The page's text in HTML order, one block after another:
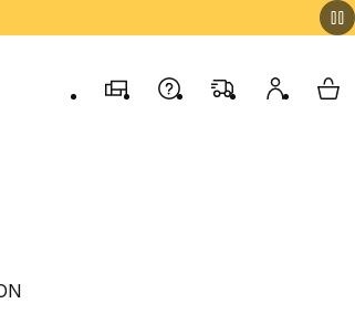
MagasinsContactez-nous
FAQ Mon My